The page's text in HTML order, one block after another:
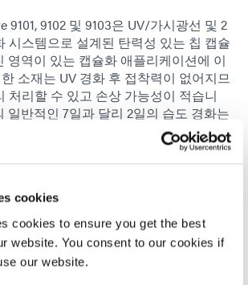
cookies
cookies to ensure you get the best
website. You consent to our cookies if
our website.
9101, 9102 및 9103은 UV/가시광선 및 2
시스템으로 설계된 탄력성 있는 칩 캡슐
영역이 있는 캡슐화 애플리케이션에 이
소재는 UV 경화 후 접착력이 없어지므
처리할 수 있고 손상 가능성이 적습니
일반적인 7일과 달리 2일의 습도 경화는
테스트 및 조립 시간을 단축합니다.
여 더욱 정확한 배치와 더욱 효율적인
니다. 경화된 소재는 유연하고 열에 의
구성 요소에 가해지는 응력을 줄입니다.
를 운반하는 데 냉장이 필요하지 않으
이 발생하지 않습니다.